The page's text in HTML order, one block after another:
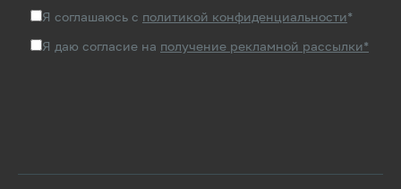
Я соглашаюсь с политикой конфиденциальности*
Я даю согласие на получение рекламной рассылки*